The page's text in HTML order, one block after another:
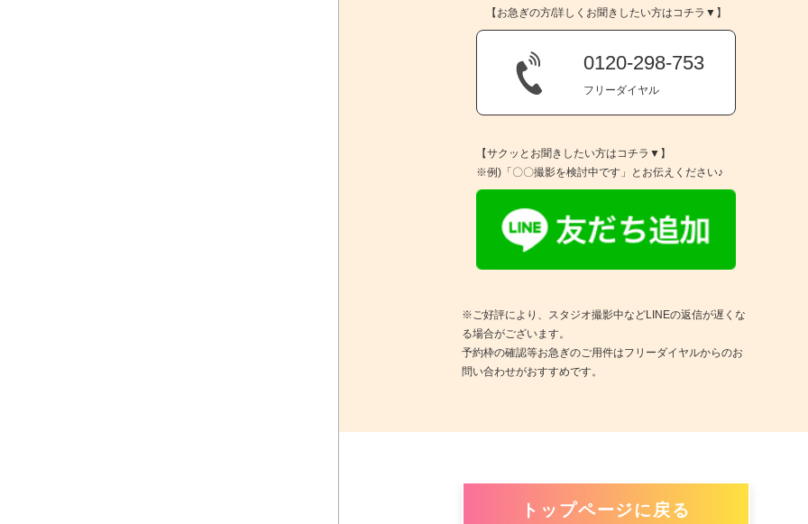
【お急ぎの方/詳しくお聞きしたい方はコチラ▼】
0120-298-753
フリーダイヤル
【サクッとお聞きしたい方はコチラ▼】
※例)「〇〇撮影を検討中です」とお伝えください♪
※ご好評により、スタジオ撮影中などLINEの返信が遅くな
る場合がございます。
予約枠の確認等お急ぎのご用件はフリーダイヤルからのお
問い合わせがおすすめです。
トップページに戻る